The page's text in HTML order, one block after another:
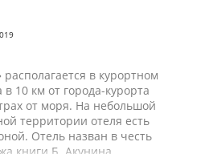
рынок, магазины, кафе, бары,
курортная инфраструктура.
в курортном
10 км от города-курорта
от моря. На небольшой
территории отеля есть
Отель назван в честь